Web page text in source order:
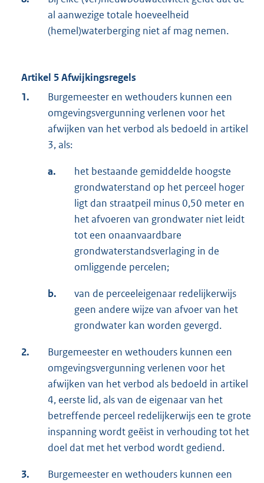
al aanwezige totale hoeveelheid
(hemel)waterberging niet af mag nemen.
Artikel 5 Afwijkingsregels
1.
Burgemeester en wethouders kunnen een
omgevingsvergunning verlenen voor het
afwijken van het verbod als bedoeld in artikel
3, als:
a.
het bestaande gemiddelde hoogste
grondwaterstand op het perceel hoger
ligt dan straatpeil minus 0,50 meter en
het afvoeren van grondwater niet leidt
tot een onaanvaardbare
grondwaterstandsverlaging in de
omliggende percelen;
b.
van de perceeleigenaar redelijkerwijs
geen andere wijze van afvoer van het
grondwater kan worden gevergd.
2.
Burgemeester en wethouders kunnen een
omgevingsvergunning verlenen voor het
afwijken van het verbod als bedoeld in artikel
4, eerste lid, als van de eigenaar van het
betreffende perceel redelijkerwijs een te grote
inspanning wordt geëist in verhouding tot het
doel dat met het verbod wordt gediend.
3.
Burgemeester en wethouders kunnen een